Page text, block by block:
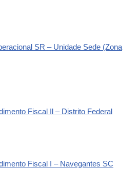
SR – Unidade Sede (Zona
Fiscal Il – Distrito Federal
Fiscal I – Navegantes SC